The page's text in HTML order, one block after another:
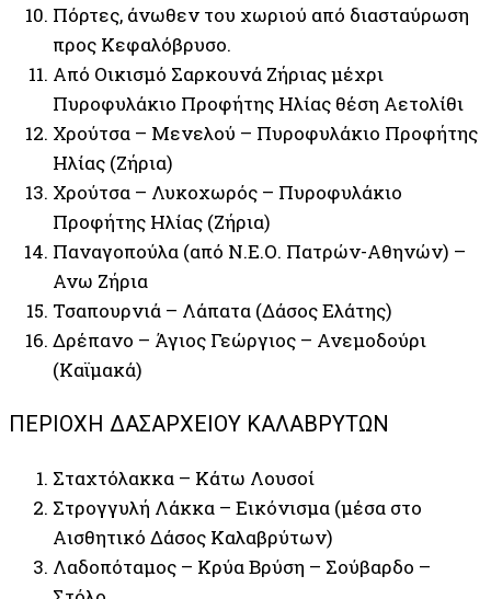
Πόρτες, άνωθεν του χωριού από διασταύρωση
προς Κεφαλόβρυσο.
Από Οικισμό Σαρκουνά Ζήριας μέχρι
Πυροφυλάκιο Προφήτης Ηλίας θέση Αετολίθι
Χρούτσα – Μενελού – Πυροφυλάκιο Προφήτης
Ηλίας (Ζήρια)
Χρούτσα – Λυκοχωρός – Πυροφυλάκιο
Προφήτης Ηλίας (Ζήρια)
Παναγοπούλα (από Ν.Ε.Ο. Πατρών-Αθηνών) –
Ανω Ζήρια
Τσαπουρνιά – Λάπατα (Δάσος Ελάτης)
Δρέπανο – Άγιος Γεώργιος – Ανεμοδούρι
(Καϊμακά)
ΠΕΡΙΟΧΗ ΔΑΣΑΡΧΕΙΟΥ ΚΑΛΑΒΡΥΤΩΝ
Σταχτόλακκα – Κάτω Λουσοί
Στρογγυλή Λάκκα – Εικόνισμα (μέσα στο
Αισθητικό Δάσος Καλαβρύτων)
Λαδοπόταμος – Κρύα Βρύση – Σούβαρδο –